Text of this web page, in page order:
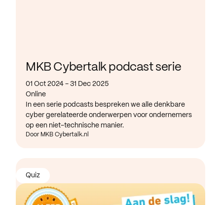
MKB Cybertalk podcast serie
01 Oct 2024 - 31 Dec 2025
Online
In een serie podcasts bespreken we alle denkbare
cyber gerelateerde onderwerpen voor ondernemers
op een niet-technische manier.
Door MKB Cybertalk.nl
Quiz